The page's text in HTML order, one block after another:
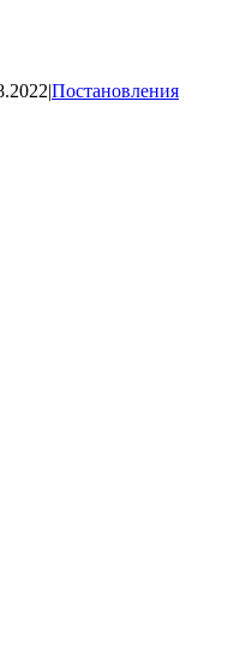
|Постановления